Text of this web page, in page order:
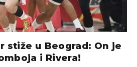
stiže u Beograd: On je
i Rivera!